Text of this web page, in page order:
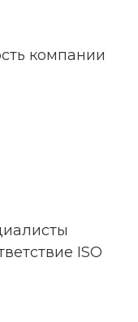
компании
ISO